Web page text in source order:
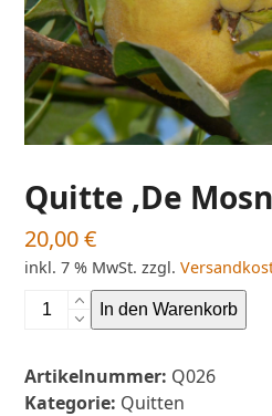
Quitte ‚De
20,00€
inkl. 7 % MwSt. zzgl.
Quitte
Menge
In den Warenkorb
Artikelnummer: Q026
Kategorie: Quitten